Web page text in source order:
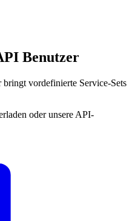
Benutzer
vordefinierte Service-Sets
oder unsere API-